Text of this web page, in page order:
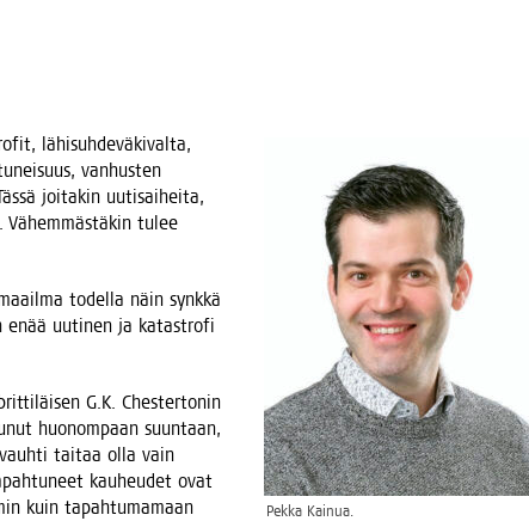
Pek­ka Kainua.
lähi­suh­de­vä­ki­val­ta,
van­hus­ten
joi­ta­kin uuti­sai­hei­ta,
tulee
todel­la näin synk­kä
enää uuti­nen ja kata­stro­fi
G.K. Ches­ter­to­nin
huo­nom­paan suun­taan,
tai­taa olla vain
kau­heu­det ovat
kuin tapah­tu­ma­maan